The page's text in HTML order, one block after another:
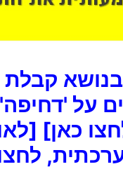
קבלת
כאן]